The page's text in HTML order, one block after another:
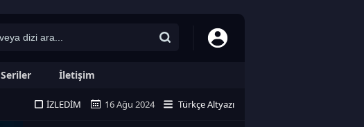
Seriler İletişim
İZLEDIM 16 Ağu 2024 Türkçe Altyazı